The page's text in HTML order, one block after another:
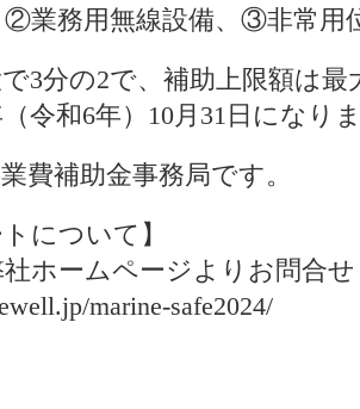
業務用無線設備、③非常用
3分の2で、補助上限額は最
令和6年）10月31日になり
費補助金事務局です。
について】
ホームページよりお問合
marine-safe2024/